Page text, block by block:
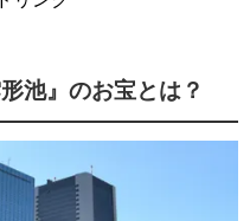
池』のお宝とは？